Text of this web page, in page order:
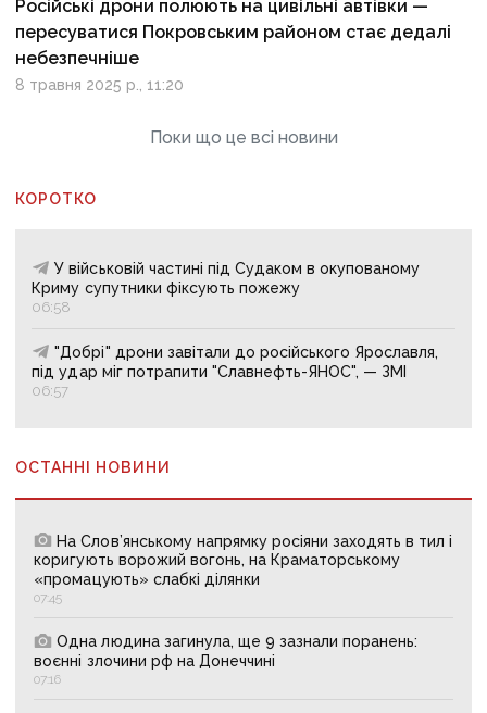
Російські дрони полюють на цивільні автівки —
пересуватися Покровським районом стає дедалі
небезпечніше
8 травня 2025 р., 11:20
Поки що це всі новини
КОРОТКО
У військовій частині під Судаком в окупованому
Криму супутники фіксують пожежу
06:58
"Добрі" дрони завітали до російського Ярославля,
під удар міг потрапити "Славнефть-ЯНОС", — ЗМІ
06:57
ОСТАННІ НОВИНИ
На Слов’янському напрямку росіяни заходять в тил і
коригують ворожий вогонь, на Краматорському
«промацують» слабкі ділянки
07:45
Одна людина загинула, ще 9 зазнали поранень:
воєнні злочини рф на Донеччині
07:16